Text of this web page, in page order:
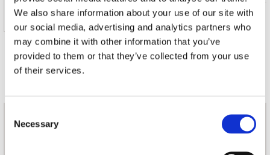
We also share information about your use of our site with
our social media, advertising and analytics partners who
may combine it with other information that you’ve
provided to them or that they’ve collected from your use
of their services.
Selection
Necessary
LP (1) € 29.99
Op voorraad